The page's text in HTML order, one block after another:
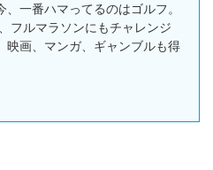
、一番ハマってるのはゴルフ。
フルマラソンにもチャレンジ
映画、マンガ、ギャンブルも得